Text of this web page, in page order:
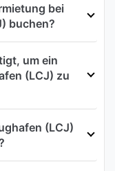
bei
buchen?
um ein
(LCJ) zu
(LCJ)